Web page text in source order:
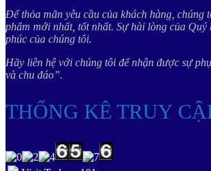
Để thỏa mãn yêu cầu của khách hàng, chúng
phẩm mới nhất, tốt nhất. Sự hài lòng của Quý
phúc của chúng tôi.
Hãy liên hệ với chúng tôi để nhận được sự
và chu đáo”.
THỐNG KÊ TRUY